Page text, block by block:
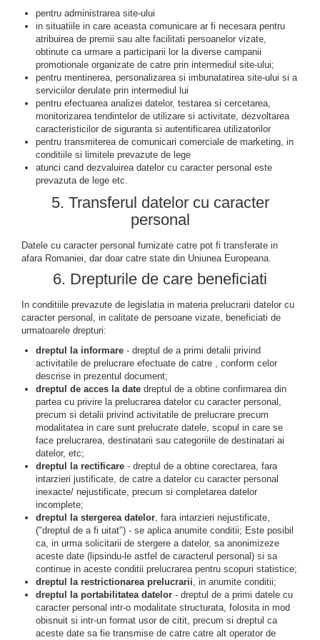
pentru administrarea site-ului
in situatiile in care aceasta comunicare ar fi necesara pentru
atribuirea de premii sau alte facilitati persoanelor vizate,
obtinute ca urmare a participarii lor la diverse campanii
promotionale organizate de catre prin intermediul site-ului;
pentru mentinerea, personalizarea si imbunatatirea site-ului si a
serviciilor derulate prin intermediul lui
pentru efectuarea analizei datelor, testarea si cercetarea,
monitorizarea tendintelor de utilizare si activitate, dezvoltarea
caracteristicilor de siguranta si autentificarea utilizatorilor
pentru transmiterea de comunicari comerciale de marketing, in
conditiile si limitele prevazute de lege
atunci cand dezvaluirea datelor cu caracter personal este
prevazuta de lege etc.
5. Transferul datelor cu caracter
personal
Datele cu caracter personal furnizate catre pot fi transferate in
afara Romaniei, dar doar catre state din Uniunea Europeana.
6. Drepturile de care beneficiati
In conditiile prevazute de legislatia in materia prelucrarii datelor cu
caracter personal, in calitate de persoane vizate, beneficiati de
urmatoarele drepturi:
dreptul la informare - dreptul de a primi detalii privind
activitatile de prelucrare efectuate de catre , conform celor
descrise in prezentul document;
dreptul de acces la date dreptul de a obtine confirmarea din
partea cu privire la prelucrarea datelor cu caracter personal,
precum si detalii privind activitatile de prelucrare precum
modalitatea in care sunt prelucrate datele, scopul in care se
face prelucrarea, destinatarii sau categoriile de destinatari ai
datelor, etc;
dreptul la rectificare - dreptul de a obtine corectarea, fara
intarzieri justificate, de catre a datelor cu caracter personal
inexacte/ nejustificate, precum si completarea datelor
incomplete;
dreptul la stergerea datelor, fara intarzieri nejustificate,
("dreptul de a fi uitat") - se aplica anumite conditii; Este posibil
ca, in urma solicitarii de stergere a datelor, sa anonimizeze
aceste date (lipsindu-le astfel de caracterul personal) si sa
continue in aceste conditii prelucrarea pentru scopuri statistice;
dreptul la restrictionarea prelucrarii, in anumite conditii;
dreptul la portabilitatea datelor - dreptul de a primi datele cu
caracter personal intr-o modalitate structurata, folosita in mod
obisnuit si intr-un format usor de citit, precum si dreptul ca
aceste date sa fie transmise de catre catre alt operator de